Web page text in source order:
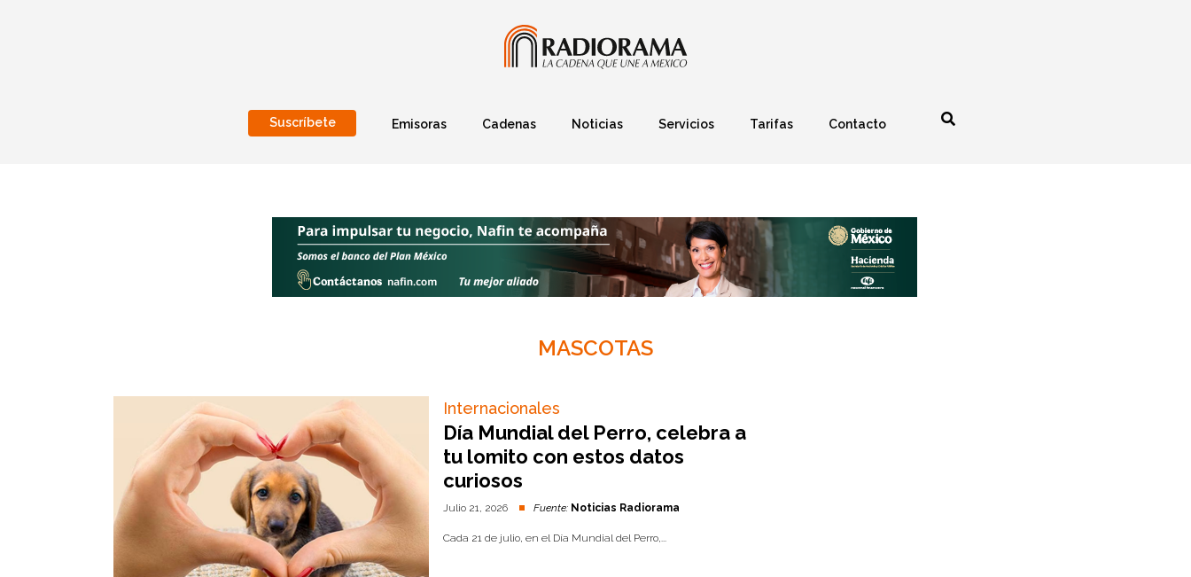
Suscríbete Emisoras Cadenas Noticias Servicios Tarifas Contacto
MASCOTAS
Internacionales
Día Mundial del Perro, celebra a
tu lomito con estos datos
curiosos
Julio 21, 2026 Fuente: Noticias Radiorama
Cada 21 de julio, en el Día Mundial del Perro,...